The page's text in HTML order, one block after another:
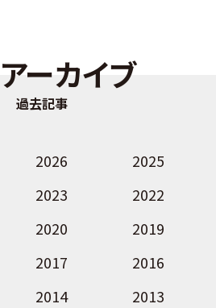
アーカイブ
過去記事
2026 2025
2023
2022
2020
2019
2017
2016
2014
2013